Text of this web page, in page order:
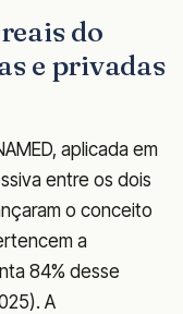
do
e privadas
aplicada em
entre os dois
o conceito
a
84% desse
A